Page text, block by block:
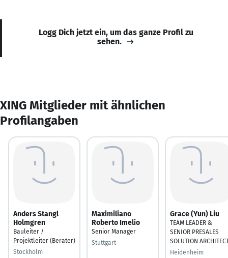
Logg Dich jetzt ein, um das ganze Profil zu
sehen.
XING Mitglieder mit ähnlichen
Profilangaben
Anders Stangl
Holmgren
Bauleiter /
Projektleiter (Berater)
Stockholm
Maximiliano
Roberto Imelio
Senior Manager
Stuttgart
Grace (Yun) Liu
TEAM LEADER &
SENIOR PRESALES
SOLUTION
Heidenheim